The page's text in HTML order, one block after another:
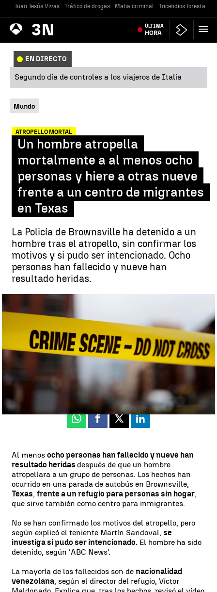
Juan Jesús Vivas Tráfico de drogas Mafia criminal Incendios forestales
Antena
3 Noticias ÚLTIMA
HORA
EN DIRECTO
Segundo día de controles a los viajeros de Italia
Mundo
ATROPELLO MORTAL
Un hombre atropella
mortalmente a al menos ocho
personas y hiere a otras nueve
frente a un centro de migrantes
en Texas
La Policía de Brownsville ha detenido a un
hombre tras el atropello, sin confirmar los
motivos y si pudo ser intencionado. Ocho
personas han fallecido y nueve han
resultado heridas.
Neila Gallego
Actualizado:08 de mayo de 2023, 15:33
07 de mayo de 2023, 20:03
Whatsapp
Facebook
X Linkedin
Al menos ocho personas han fallecido y nueve han
resultado heridas después de que un hombre
atropellara a un grupo de personas. Los hechos han
ocurrido en una parada de autobús en Brownsville,
Texas, frente a un refugio para personas sin hogar,
que sirve también como centro para inmigrantes.
No se han confirmado los motivos del atropello, pero
según explicó el teniente Martín Sandoval, se
investiga si pudo ser intencionado. El hombre ha sido
detenido, según 'ABC News'.
La mayoría de los fallecidos son de nacionalidad
venezolana, según el director del refugio, Víctor